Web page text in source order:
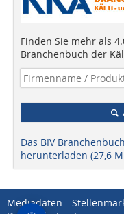
Finden Sie mehr als
Branchenbuch der
Das BIV
herunterladen (27,6
Mediadaten